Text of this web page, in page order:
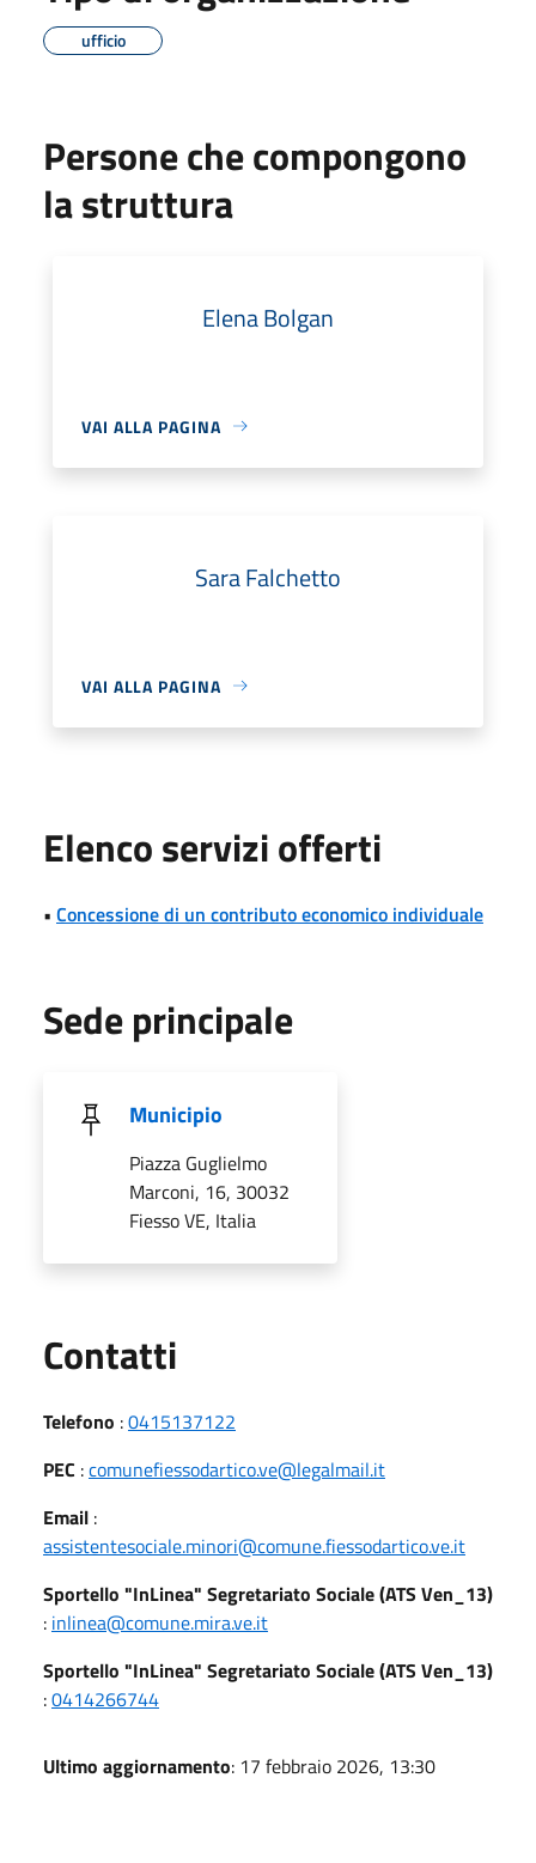
ufficio
Persone che compongono
la struttura
Elena Bolgan
VAI ALLA PAGINA
Sara Falchetto
VAI ALLA PAGINA
Elenco servizi offerti
• Concessione di un contributo economico individuale
Sede principale
Municipio
Piazza Guglielmo
Marconi, 16, 30032
Fiesso VE, Italia
Contatti
Telefono :0415137122
PEC :comunefiessodartico.ve@legalmail.it
Email :
assistentesociale.minori@comune.fiessodartico.ve.it
Sportello "InLinea" Segretariato Sociale (ATS Ven_13)
: inlinea@comune.mira.ve.it
Sportello "InLinea" Segretariato Sociale (ATS Ven_13)
:0414266744
Ultimo aggiornamento: 17 febbraio 2026, 13:30